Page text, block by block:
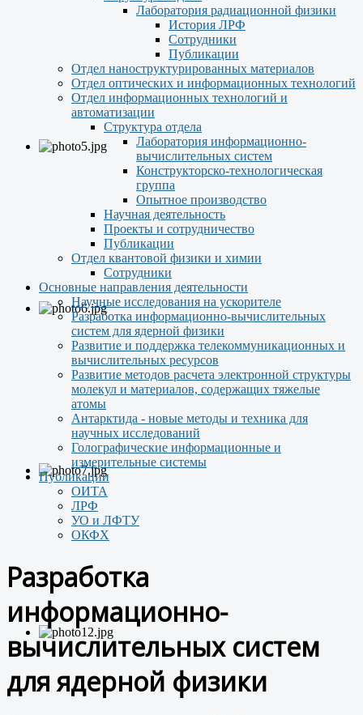
Лаборатория радиационной физики
История ЛРФ
Сотрудники
Публикации
Отдел наноструктурированных материалов
Отдел оптических и информационных технологий
Отдел информационных технологий и
автоматизации
Структура отдела
Лаборатория информационно-
вычислительных систем
Конструкторско-технологическая
группа
Опытное производство
Научная деятельность
Проекты и сотрудничество
Публикации
Отдел квантовой физики и химии
Сотрудники
Основные направления деятельности
Научные исследования на ускорителе
Разработка информационно-вычислительных
систем для ядерной физики
Развитие и поддержка телекоммуникационных и
вычислительных ресурсов
Развитие методов расчета электронной структуры
молекул и материалов, содержащих тяжелые
атомы
Антарктида - новые методы и техника для
научных исследований
Голографические информационные и
измерительные системы
Публикации
ОИТА
ЛРФ
УО и ЛФТУ
ОКФХ
Разработка
информационно-
вычислительных систем
для ядерной физики